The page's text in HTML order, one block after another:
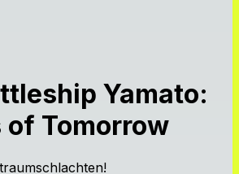
Yamato:
of Tomorrow